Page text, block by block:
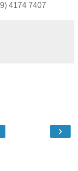
4174 7407
›